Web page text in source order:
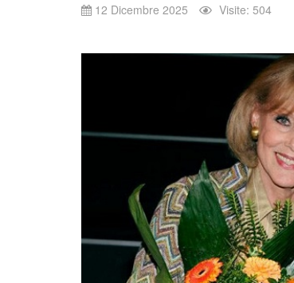
12 Dicembre 2025 Visite: 504